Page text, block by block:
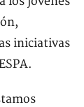
iniciativas